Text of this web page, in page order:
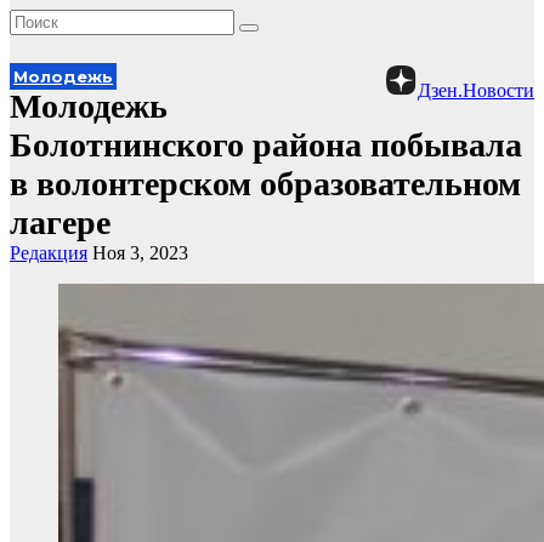
Дзен.Новости
Молодежь
Молодежь
Болотнинского района побывала
в волонтерском образовательном
лагере
Редакция Ноя 3, 2023